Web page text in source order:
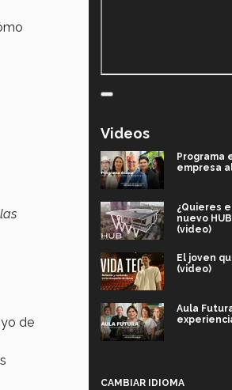
de
Videos
Programa
empresa
¿Quieres
nuevo
(video)
El joven
(video)
Aula
CAMBIAR IDIOMA